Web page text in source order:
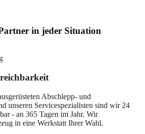
in jeder Situation
Abschlepp- und
unseren Servicespezialisten sind wir 24
- an 365 Tagen im Jahr. Wir
in eine Werkstatt Ihrer Wahl.